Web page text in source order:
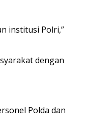
institusi Polri,”
dengan
Polda dan